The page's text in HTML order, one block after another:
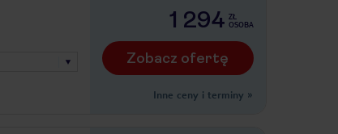
1 294 ZŁ
OSOBA
Zobacz ofertę
Inne ceny i terminy »